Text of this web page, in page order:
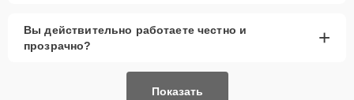
Вы действительно работаете честно и
прозрачно?
+
Показать